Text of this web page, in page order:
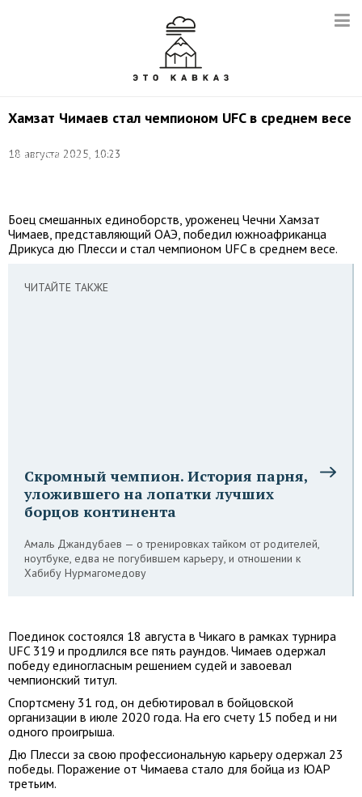
Хамзат Чимаев стал чемпионом UFC в среднем весе
18 августа 2025, 10:23
MMAnytt/wikipedia.org/CC
Боец смешанных единоборств, уроженец Чечни Хамзат
Чимаев, представляющий ОАЭ, победил южноафриканца
Дрикуса дю Плесси и стал чемпионом UFC в среднем весе.
ЧИТАЙТЕ ТАКЖЕ
Скромный чемпион. История парня,
уложившего на лопатки лучших
борцов континента
Амаль Джандубаев — о тренировках тайком от родителей,
ноутбуке, едва не погубившем карьеру, и отношении к
Хабибу Нурмагомедову
Поединок состоялся 18 августа в Чикаго в рамках турнира
UFC 319 и продлился все пять раундов. Чимаев одержал
победу единогласным решением судей и завоевал
чемпионский титул.
Спортсмену 31 год, он дебютировал в бойцовской
организации в июле 2020 года. На его счету 15 побед и ни
одного проигрыша.
Дю Плесси за свою профессиональную карьеру одержал 23
победы. Поражение от Чимаева стало для бойца из ЮАР
третьим.